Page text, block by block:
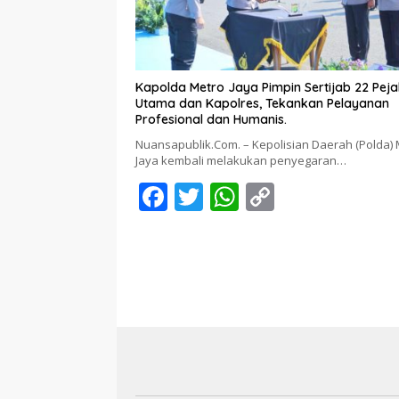
k p k
Kapolda Metro Jaya Pimpin Sertijab 22
Utama dan Kapolres, Tekankan Pelayanan
Profesional dan Humanis.
Nuansapublik.Com. – Kepolisian Daerah (Polda)
Jaya kembali melakukan penyegaran…
F
ac
T
w
W
h